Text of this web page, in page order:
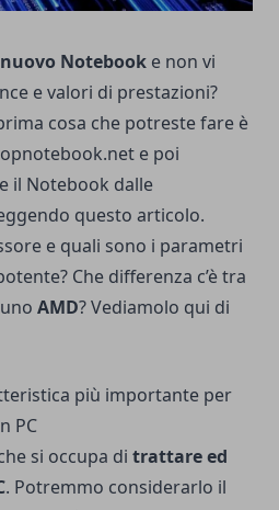
nuovo Notebook e non vi
e valori di prestazioni?
cosa che potreste fare è
e poi
il Notebook dalle
questo articolo.
e quali sono i parametri
Che differenza c’è tra
AMD? Vediamolo qui di
più importante per
PC
si occupa di trattare ed
. Potremmo considerarlo il